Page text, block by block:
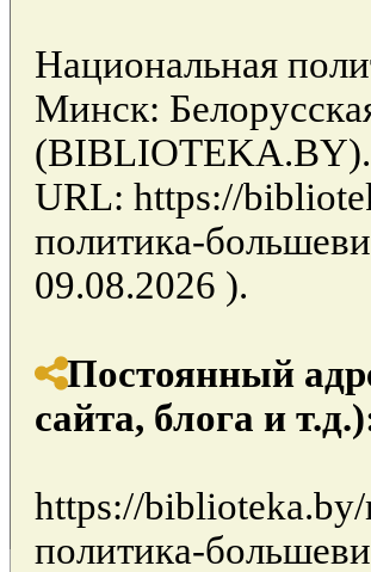
Национальная
Минск:
(BIBLIOTEKA.BY).
URL: https://
политика-
09.08.2026 ).
Постоянный
сайта, блога и
https://
политика-